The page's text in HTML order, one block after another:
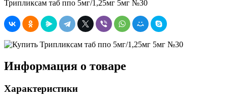
Трипликсам таб ппо 5мг/1,25мг 5мг №30
Информация о товаре
Характеристики